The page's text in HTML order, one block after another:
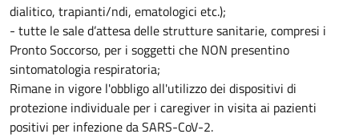
dialitico, trapianti/ndi, ematologici etc.);
- tutte le sale d’attesa delle strutture sanitarie, compresi i
Pronto Soccorso, per i soggetti che NON presentino
sintomatologia respiratoria;
Rimane in vigore l'obbligo all'utilizzo dei dispositivi di
protezione individuale per i caregiver in visita ai pazienti
positivi per infezione da SARS-CoV-2.